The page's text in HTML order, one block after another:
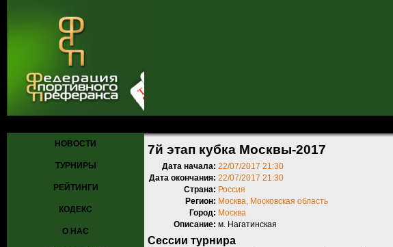
НОВОСТИ
ТУРНИРЫ
РЕЙТИНГИ
КОДЕКС
О НАС
7й этап кубка Москвы-2017
Дата начала: 22/07/2017 21:30
Дата окончания: 22/07/2017 21:30
Страна: Россия
Регион: Москва, Московская область
Город: Москва
Описание: м. Нагатинская
Сессии турнира